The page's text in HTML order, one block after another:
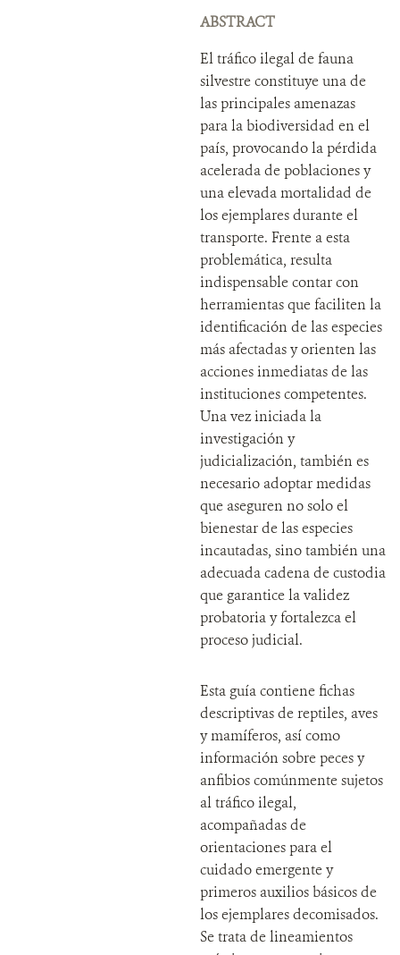
ABSTRACT
El tráfico ilegal de fauna
silvestre constituye una de
las principales amenazas
para la biodiversidad en el
país, provocando la pérdida
acelerada de poblaciones y
una elevada mortalidad de
los ejemplares durante el
transporte. Frente a esta
problemática, resulta
indispensable contar con
herramientas que faciliten la
identificación de las especies
más afectadas y orienten las
acciones inmediatas de las
instituciones competentes.
Una vez iniciada la
investigación y
judicialización, también es
necesario adoptar medidas
que aseguren no solo el
bienestar de las especies
incautadas, sino también una
adecuada cadena de custodia
que garantice la validez
probatoria y fortalezca el
proceso judicial.
Esta guía contiene fichas
descriptivas de reptiles, aves
y mamíferos, así como
información sobre peces y
anfibios comúnmente sujetos
al tráfico ilegal,
acompañadas de
orientaciones para el
cuidado emergente y
primeros auxilios básicos de
los ejemplares decomisados.
Se trata de lineamientos